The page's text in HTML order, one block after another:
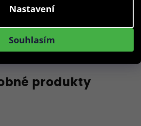
Nastavení
Souhlasím
produkty